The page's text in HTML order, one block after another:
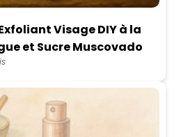
Visage DIY à la
et Sucre Muscovado